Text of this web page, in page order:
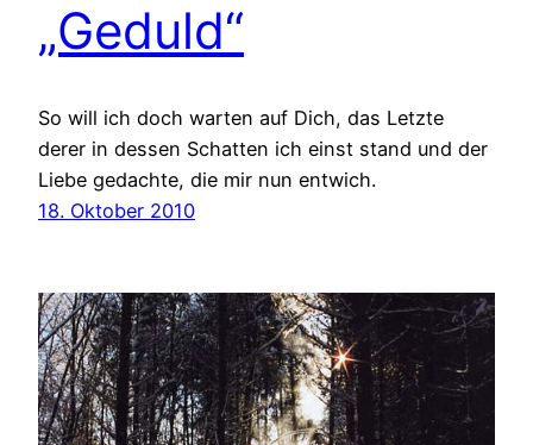
„Geduld“
So will ich doch warten auf Dich, das Letzte
derer in dessen Schatten ich einst stand und der
Liebe gedachte, die mir nun entwich.
18. Oktober 2010